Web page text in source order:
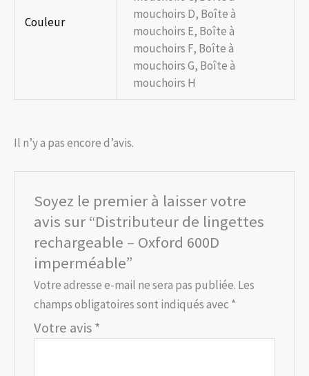
Couleur
mouchoirs D, Boîte à
mouchoirs E, Boîte à
mouchoirs F, Boîte à
mouchoirs G, Boîte à
mouchoirs H
Il n’y a pas encore d’avis.
Soyez le premier à laisser votre
avis sur “Distributeur de lingettes
rechargeable – Oxford 600D
imperméable”
Votre adresse e-mail ne sera pas publiée. Les
champs obligatoires sont indiqués avec *
Votre avis*